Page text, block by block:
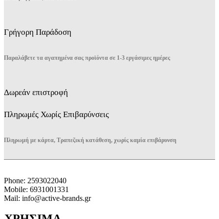
Γρήγορη Παράδοση
Παραλάβετε τα αγαπημένα σας προϊόντα σε 1-3 εργάσιμες ημέρες
Δωρεάν επιστροφή
Πληρωμές Χωρίς Επιβαρύνσεις
Πληρωμή με κάρτα, Τραπεζική κατάθεση, χωρίς καμία επιβάρυνση
Phone: 2593022040
Mobile: 6931001331
Mail: info@active-brands.gr